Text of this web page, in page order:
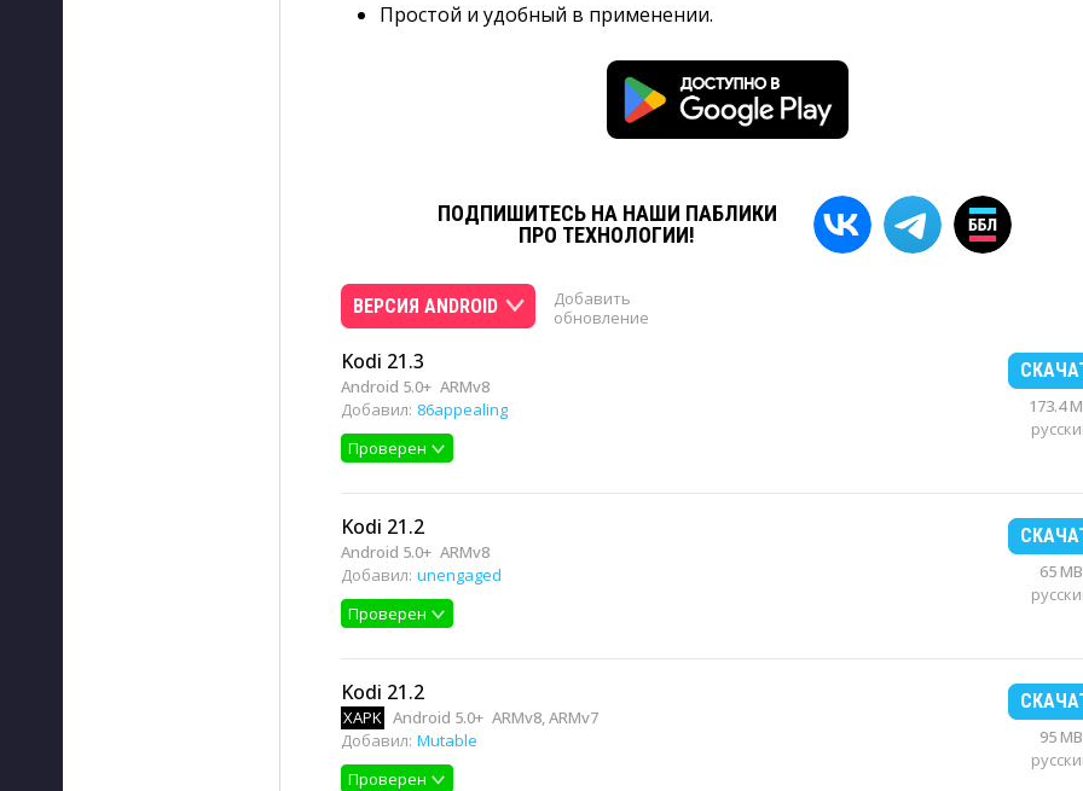
Простой и удобный в применении.
ПОДПИШИТЕСЬ НА НАШИ ПАБЛИКИ
ПРО ТЕХНОЛОГИИ!
ВЕРСИЯ ANDROID
Добавить
обновление
Kodi 21.3
Android 5.0+ ARMv8
Добавил: 86appealing
Проверен
173.4
Kodi 21.2
Android 5.0+ ARMv8
Добавил: unengaged
Проверен
65 MB
Kodi 21.2
XAPK Android 5.0+ ARMv8, ARMv7
Добавил: Mutable
Проверен
95 MB